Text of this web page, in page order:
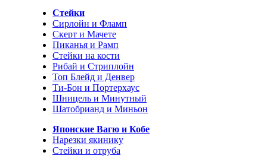
Стейки
Сирлойн и Фламп
Скерт и Мачете
Пиканья и Рамп
Стейки на кости
Рибай и Стриплойн
Топ Блейд и Денвер
Ти-Бон и Портерхаус
Шницель и Минутный
Шатобрианд и Миньон
Японские Вагю и Кобе
Нарезки якинику
Стейки и отруба